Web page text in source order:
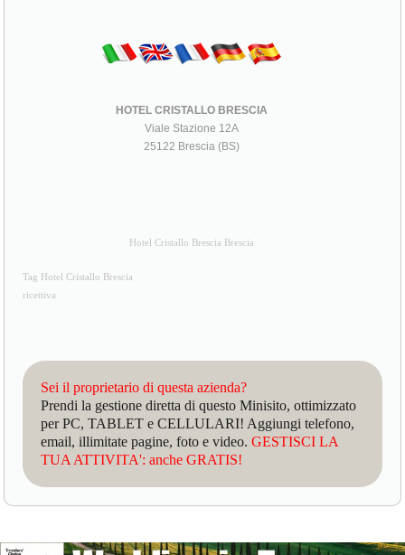
HOTEL CRISTALLO BRESCIA
Viale Stazione 12A
25122 Brescia (BS)
Hotel Cristallo Brescia Brescia
Tag Hotel Cristallo Brescia
ricettiva
Sei il proprietario di questa azienda?
Prendi la gestione diretta di questo Minisito, ottimizzato
per PC, TABLET e CELLULARI! Aggiungi telefono,
email, illimitate pagine, foto e video.GESTISCI LA
TUA ATTIVITA': anche GRATIS!